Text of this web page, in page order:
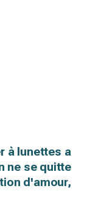
à lunettes a
ne se quitte
d'amour,